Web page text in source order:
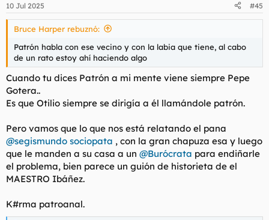
10 Jul 2025 #45
Bruce Harper rebuznó:
Patrón habla con ese vecino y con la labia que tiene, al cabo
de un rato estoy ahí haciendo algo
Cuando tu dices Patrón a mi mente viene siempre Pepe
Gotera..
Es que Otilio siempre se dirigía a él llamándole patrón.
Pero vamos que lo que nos está relatando el pana
@segismundo sociopata , con la gran chapuza esa y luego
que le manden a su casa a un @Burócrata para endiñarle
el problema, bien parece un guión de historieta de el
MAESTRO Ibáñez.
K#rma patroanal.